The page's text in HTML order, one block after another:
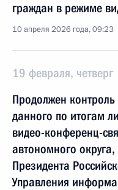
граждан в режиме
10 апреля 2026 года, 09:23
19 февраля, четверг
Продолжен
данного по итогам
видео-конференц-
автономного
Президента
Управления